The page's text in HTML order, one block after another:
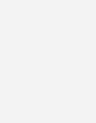
es in der Regel
die Verwendung der